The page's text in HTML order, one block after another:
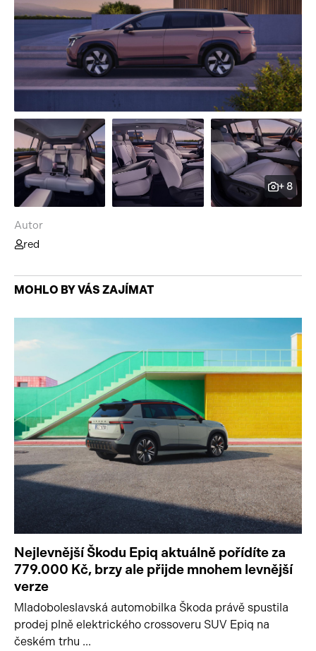
+ 8
Autor
red
MOHLO BY VÁS ZAJÍMAT
Nejlevnější Škodu Epiq aktuálně pořídíte za
779.000 Kč, brzy ale přijde mnohem levnější
verze
Mladoboleslavská automobilka Škoda právě spustila
prodej plně elektrického crossoveru SUV Epiq na
českém trhu ...